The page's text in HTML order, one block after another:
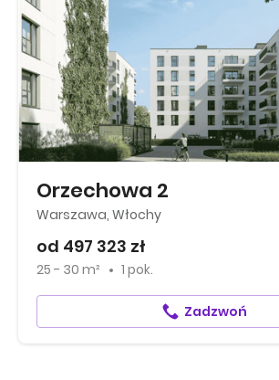
Orzechowa 2
Warszawa, Włochy
od 497 323 zł
25 - 30 m² 1 pok.
Zadzwoń